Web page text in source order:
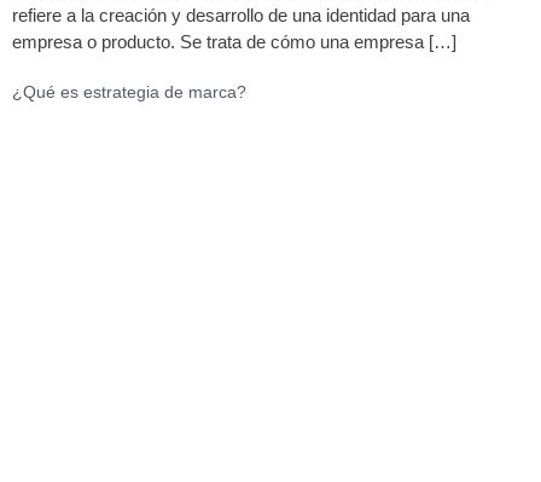
refiere a la creación y desarrollo de una identidad para una
empresa o producto. Se trata de cómo una empresa […]
¿Qué es estrategia de marca?